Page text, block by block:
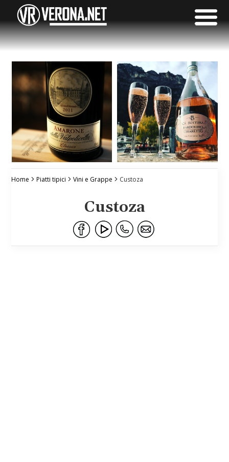
Home Piatti tipici Vini e Grappe Custoza
Custoza